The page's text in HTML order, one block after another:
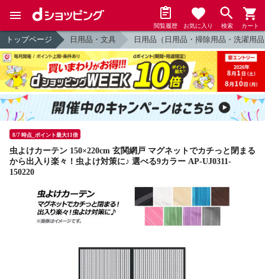
閲覧履歴 お気に入り 検索 カート
トップページ 日用品・文具 日用品（日用品・掃除用品・洗濯用
8/7 時点_ポイント最大11倍
虫よけカーテン 150×220cm 玄関網戸 マグネットでカチっと閉まる
から出入り楽々！虫よけ対策に♪ 選べる9カラー AP-UJ0311-
150220